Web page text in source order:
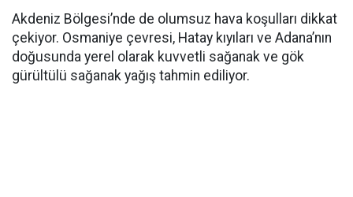
Akdeniz Bölgesi’nde de olumsuz hava koşulları dikkat
çekiyor. Osmaniye çevresi, Hatay kıyıları ve Adana’nın
doğusunda yerel olarak kuvvetli sağanak ve gök
gürültülü sağanak yağış tahmin ediliyor.